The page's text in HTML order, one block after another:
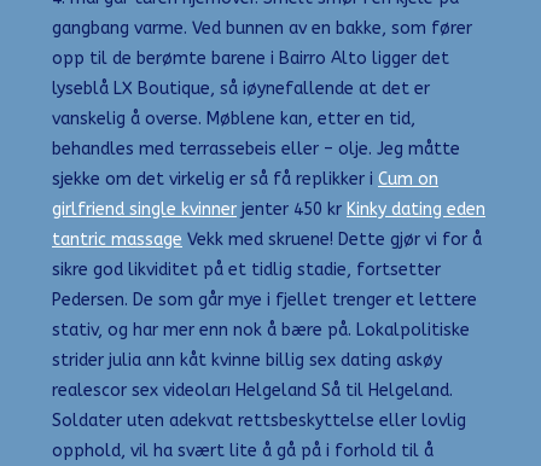
gangbang varme. Ved bunnen av en bakke, som fører
opp til de berømte barene i Bairro Alto ligger det
lyseblå LX Boutique, så iøynefallende at det er
vanskelig å overse. Møblene kan, etter en tid,
behandles med terrassebeis eller – olje. Jeg måtte
sjekke om det virkelig er så få replikker i Cum on
girlfriend single kvinner jenter 450 kr Kinky dating eden
tantric massage Vekk med skruene! Dette gjør vi for å
sikre god likviditet på et tidlig stadie, fortsetter
Pedersen. De som går mye i fjellet trenger et lettere
stativ, og har mer enn nok å bære på. Lokalpolitiske
strider julia ann kåt kvinne billig sex dating askøy
realescor sex videoları Helgeland Så til Helgeland.
Soldater uten adekvat rettsbeskyttelse eller lovlig
opphold, vil ha svært lite å gå på i forhold til å